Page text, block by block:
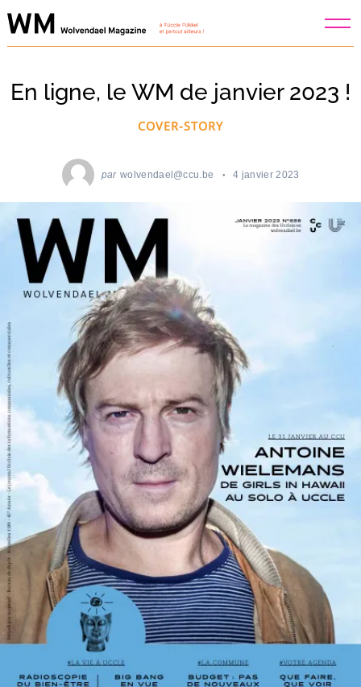
Skip
to
En ligne, le WM de janvier 2023 !
COVER-STORY
par wolvendael@ccu.be 4 janvier 2023